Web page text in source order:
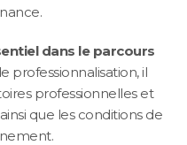
dans le parcours
professionnalisation, il
professionnelles et
que les conditions de